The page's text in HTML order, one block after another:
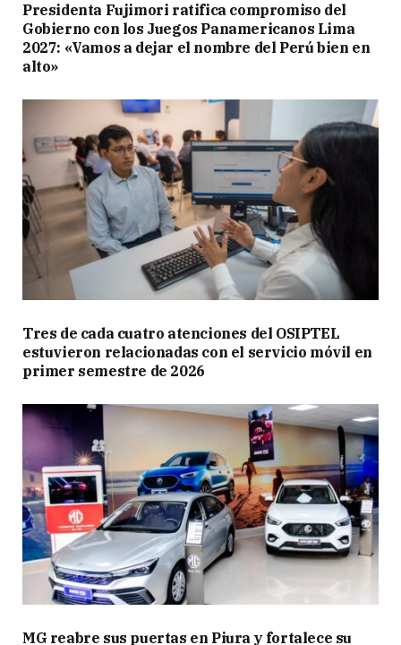
Presidenta Fujimori ratifica compromiso del
Gobierno con los Juegos Panamericanos Lima
2027: «Vamos a dejar el nombre del Perú bien en
alto»
Tres de cada cuatro atenciones del OSIPTEL
estuvieron relacionadas con el servicio móvil en
primer semestre de 2026
MG reabre sus puertas en Piura y fortalece su